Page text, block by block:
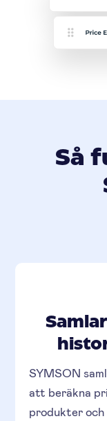
Så
SYMSON
att beräkna
produkter